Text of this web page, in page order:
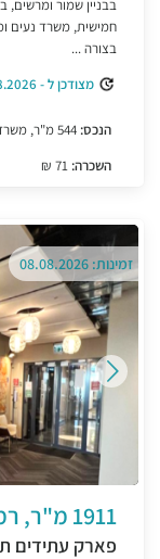
בבניין שמור
בצורה ...
מצודכן ל - 02.08.2026
הנכס:
השכרה:
זמינות: 08.08.2026
1911 מ"ר, רמת גימור גבוהה בעיצוב הא...
פארק עתידים